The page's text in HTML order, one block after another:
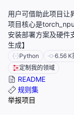
用户可借助此项目让
项目核心是
安装部署方案及硬件
生成】
Python 6.56 K
定制我的领域
README
规则集
举报项目